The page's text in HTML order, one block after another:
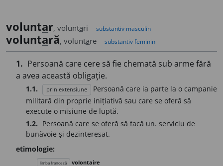
voluntar, voluntari substantiv masculin
voluntară, voluntare substantiv feminin
1. Persoană care cere să fie chemată sub arme fără
a avea această obligație.
1.1. prin extensiune
Persoană care ia parte la o campanie
militară din proprie inițiativă sau care se oferă să
execute o misiune de luptă.
1.2. Persoană care se oferă să facă un. serviciu de
bunăvoie și dezinteresat.
etimologie:
limba franceză volontaire